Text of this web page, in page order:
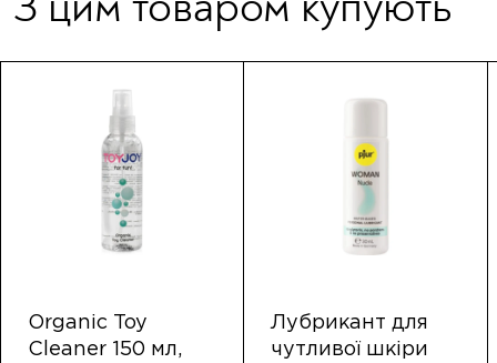
Organic Toy
Cleaner 150 мл,
Лубрикант для
чутливої ​​шкіри